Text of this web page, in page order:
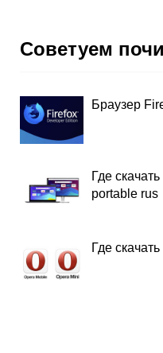
Советуем
Браузер
Где
portable rus
Где